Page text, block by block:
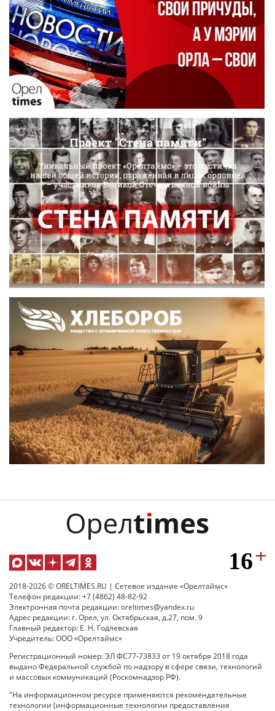
2018-2026 © ORELTIMES.RU | Сетевое издание «Орелтаймс»
Телефон редакции: +7 (4862) 48-82-92
Электронная почта редакции: oreltimes@yandex.ru
Адрес редакции: г. Орел, ул. Октябрьская, д.27, пом. 9
Главный редактор: Е. Н. Годлевская
Учредитель: ООО «Орелтаймс»
Регистрационный номер: ЭЛ ФС77-73833 от 19 октября 2018 года
выдано Федеральной службой по надзору в сфере связи, технологий
и массовых коммуникаций (Роскомнадзор РФ).
"На информационном ресурсе применяются рекомендательные
технологии (информационные технологии предоставления